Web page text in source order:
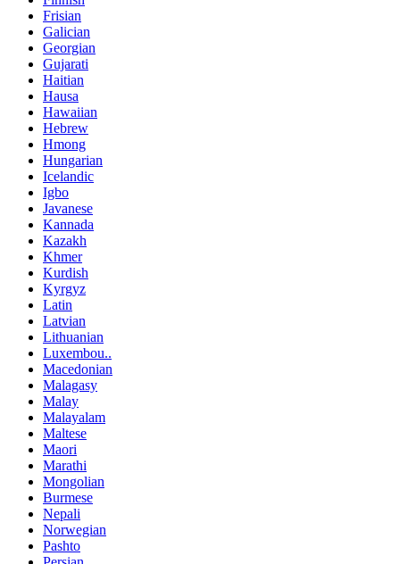
Frisian
Galician
Georgian
Gujarati
Haitian
Hausa
Hawaiian
Hebrew
Hmong
Hungarian
Icelandic
Igbo
Javanese
Kannada
Kazakh
Khmer
Kurdish
Kyrgyz
Latin
Latvian
Lithuanian
Luxembou..
Macedonian
Malagasy
Malay
Malayalam
Maltese
Maori
Marathi
Mongolian
Burmese
Nepali
Norwegian
Pashto